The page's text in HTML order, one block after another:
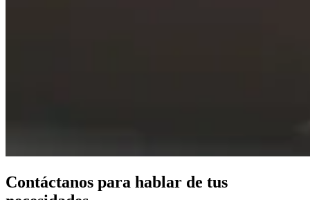
Contáctanos para hablar de tus